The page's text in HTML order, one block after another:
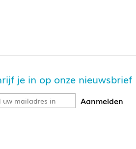
je in op onze nieuwsbrief